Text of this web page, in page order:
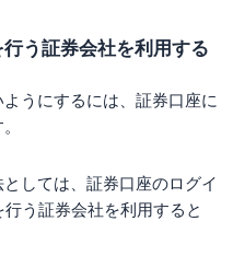
う証券会社を利用する
うにするには、証券口座に
しては、証券口座のログイ
う証券会社を利用すると